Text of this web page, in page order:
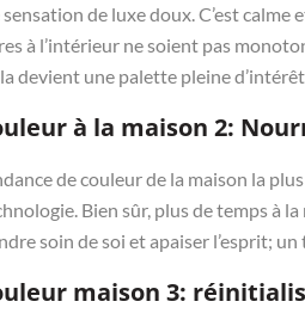
de luxe doux. C’est
à l’intérieur ne soient pas
devient une palette pleine
à la maison 2:
de couleur de la maison la
Bien sûr, plus de temps à
soin de soi et apaiser l’esprit;
maison 3: